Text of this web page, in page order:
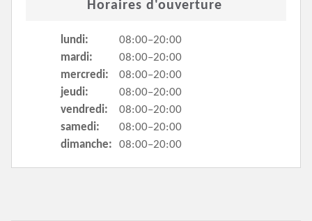
Horaires d'ouverture
lundi:
08:00–20:00
mardi:
08:00–20:00
mercredi:
08:00–20:00
jeudi:
08:00–20:00
vendredi:
08:00–20:00
samedi:
08:00–20:00
dimanche:
08:00–20:00